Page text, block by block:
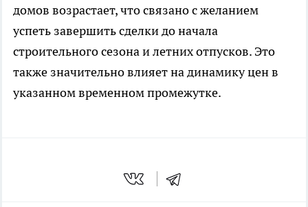
домов возрастает, что связано с желанием
успеть завершить сделки до начала
строительного сезона и летних отпусков. Это
также значительно влияет на динамику цен в
указанном временном промежутке.